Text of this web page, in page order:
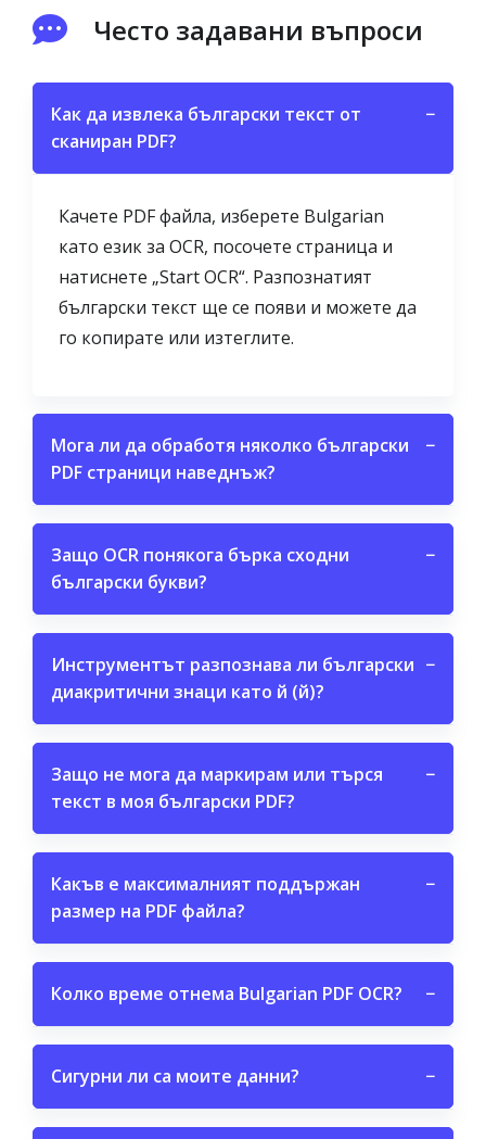
Често задавани въпроси
Как да извлека български текст от
сканиран PDF?
−
Качете PDF файла, изберете Bulgarian
като език за OCR, посочете страница и
натиснете „Start OCR“. Разпознатият
български текст ще се появи и можете да
го копирате или изтеглите.
Мога ли да обработя няколко български
PDF страници наведнъж?
−
Защо OCR понякога бърка сходни
български букви?
−
Инструментът разпознава ли български
диакритични знаци като й (й)?
−
Защо не мога да маркирам или търся
текст в моя български PDF?
−
Какъв е максималният поддържан
размер на PDF файла?
−
Колко време отнема Bulgarian PDF OCR? −
Сигурни ли са моите данни? −